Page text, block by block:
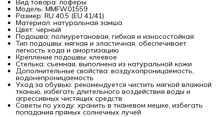
Вид товара: лоферы
Модель: MMFW01559
Размер: RU 40.5 (EU 41/41)
Материал: натуральная замша
Цвет: черный
Подошва: полиуретановая, гибкая и износостойкая
Тип подошвы: мягкая и эластичная, обеспечивает
легкость хода и амортизацию
Крепление подошвы: клеевое
Стелька: съемная, выполнена из натуральной кожи
Дополнительные свойства: воздухопроницаемость,
водонепроницаемость
Уход за обувью: рекомендуется чистить мягкой влажной
тканью, избегать длительного воздействия воды и
агрессивных чистящих средств
Советы по уходу: хранить в тканевом мешке, избегать
попадания прямых солнечных лучей